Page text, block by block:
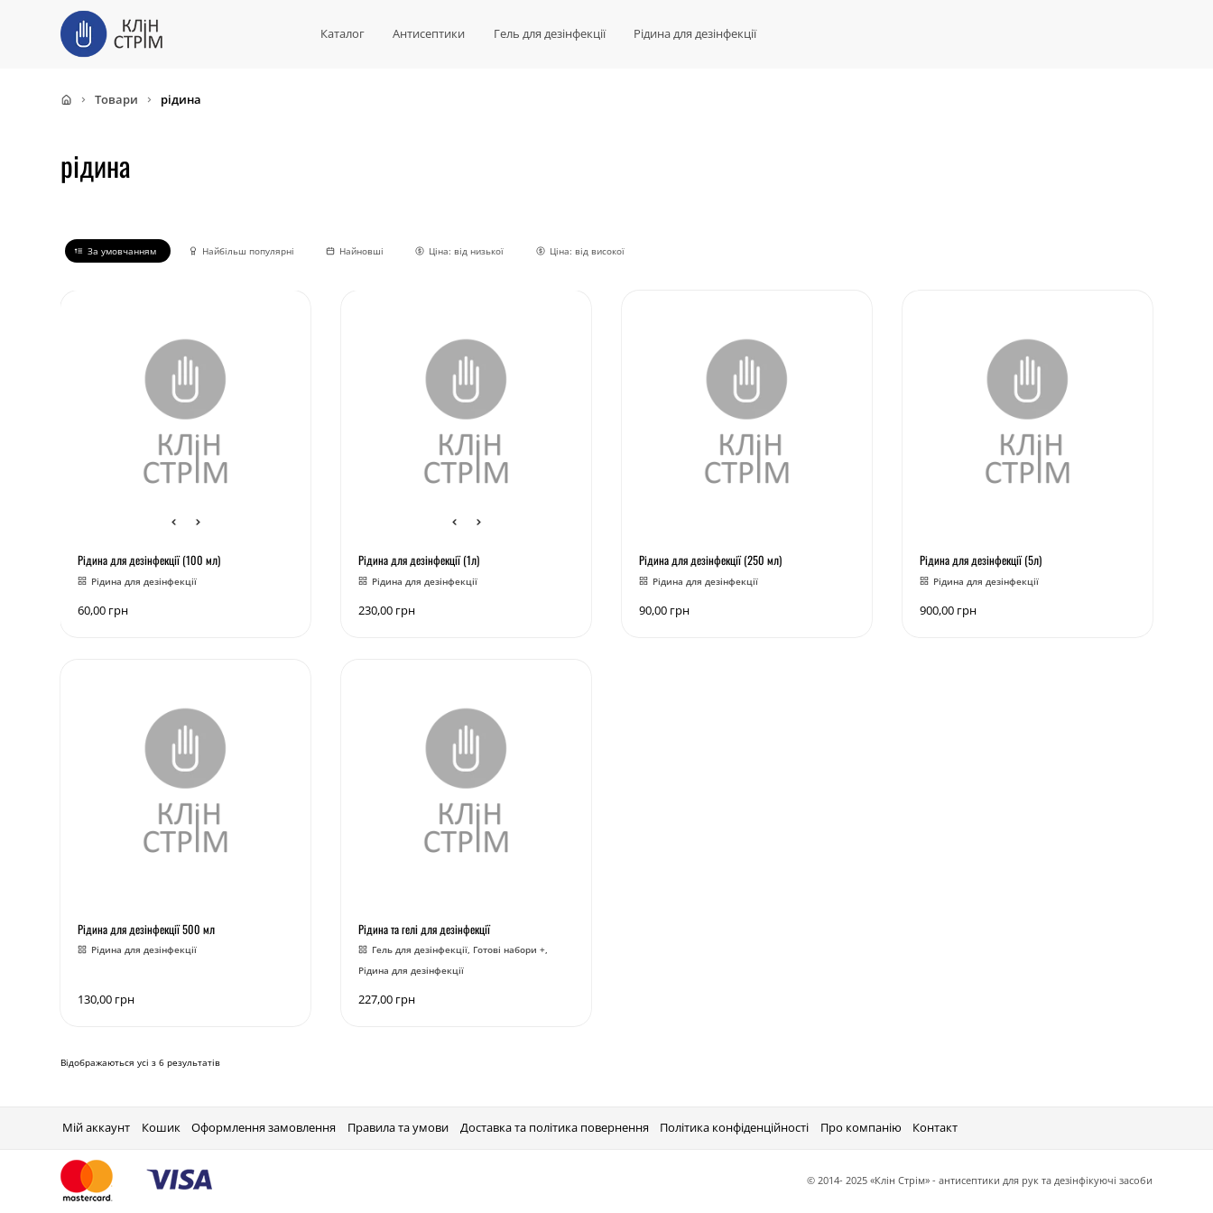
Каталог Антисептики Гель для дезінфекції Рідина для дезінфекції
Товари рідина
рідина
СортуванняЗа умовчанням Найбільш популярні Найновші Ціна: від низької Ціна: від високої
Рідина для дезінфекції (100 мл)
Рідина для дезінфекції
60,00 грн
Рідина для дезінфекції (1л)
Рідина для дезінфекції
230,00 грн
Рідина для дезінфекції (250 мл)
Рідина для дезінфекції
90,00 грн
Рідина для дезінфекції (5л)
Рідина для дезінфекції
900,00 грн
Рідина для дезінфекції 500 мл
Рідина для дезінфекції
130,00 грн
Рідина та гелі для дезінфекції
Гель для дезінфекції Готові набори +
Рідина для дезінфекції
227,00 грн
Відображаються усі з 6 результатів
Мій аккаунт Кошик Оформлення замовлення Правила та умови Доставка та політика повернення Політика конфіденційності Про компанію Контакт
© 2014- 2025 «Клін Стрім» - антисептики для рук та дезінфікуючі засоби